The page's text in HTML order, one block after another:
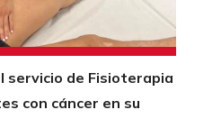
servicio de Fisioterapia
con cáncer en su